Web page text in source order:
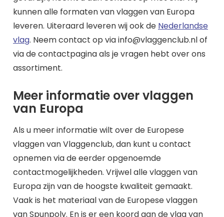
kunnen alle formaten van vlaggen van Europa
leveren. Uiteraard leveren wij ook de Nederlandse
vlag. Neem contact op via info@vlaggenclub.nl of
via de contactpagina als je vragen hebt over ons
assortiment.
Meer informatie over vlaggen
van Europa
Als u meer informatie wilt over de Europese
vlaggen van Vlaggenclub, dan kunt u contact
opnemen via de eerder opgenoemde
contactmogelijkheden. Vrijwel alle vlaggen van
Europa zijn van de hoogste kwaliteit gemaakt.
Vaak is het materiaal van de Europese vlaggen
van Spunpoly. En is er een koord aan de vlag van